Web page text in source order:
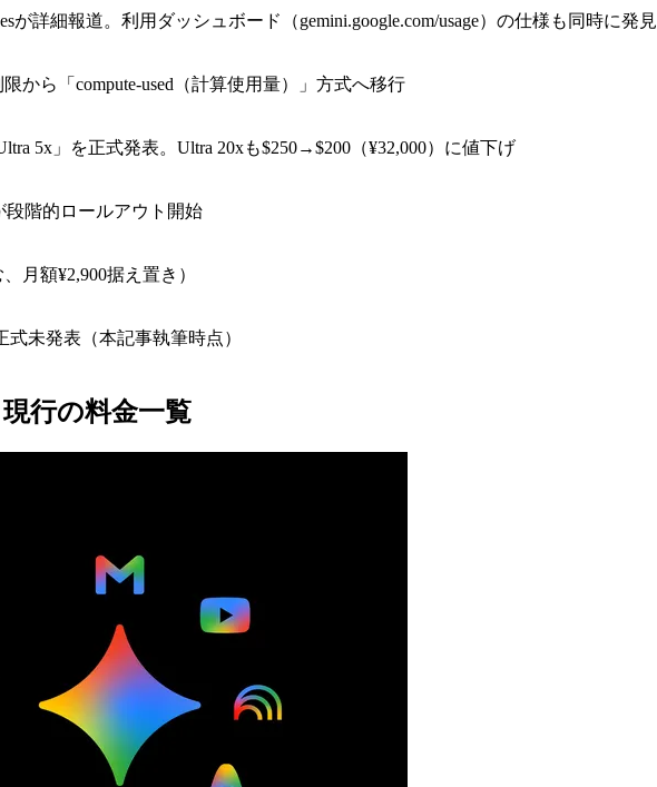
が詳細報道。利用ダッシュボード（gemini.google.com/usage）の仕様も同時に発見
から「compute-used（計算使用量）」方式へ移行
5x」を正式発表。Ultra 20xも$250→$200（¥32,000）に値下げ
段階的ロールアウト開始
月額¥2,900据え置き）
式未発表（本記事執筆時点）
行の料金一覧